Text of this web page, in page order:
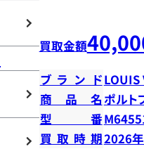
買取金額
ブランドLOUIS
商品名ポルト
型番
買取時期2026